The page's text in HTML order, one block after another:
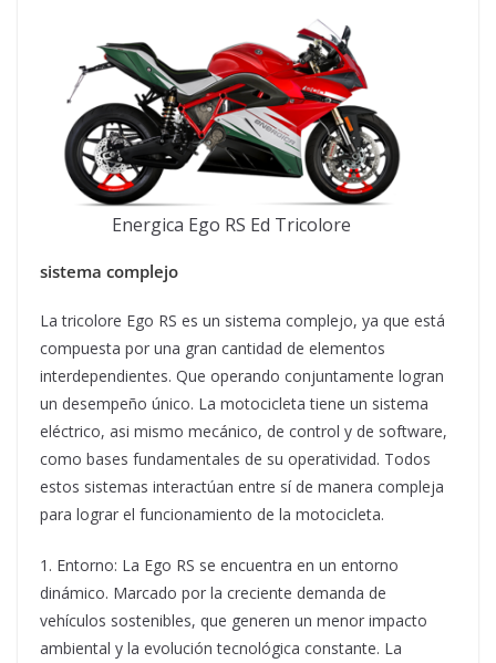
Energica Ego RS Ed Tricolore
sistema complejo
La tricolore Ego RS es un sistema complejo, ya que está
compuesta por una gran cantidad de elementos
interdependientes. Que operando conjuntamente logran
un desempeño único. La motocicleta tiene un sistema
eléctrico, asi mismo mecánico, de control y de software,
como bases fundamentales de su operatividad. Todos
estos sistemas interactúan entre sí de manera compleja
para lograr el funcionamiento de la motocicleta.
1. Entorno: La Ego RS se encuentra en un entorno
dinámico. Marcado por la creciente demanda de
vehículos sostenibles, que generen un menor impacto
ambiental y la evolución tecnológica constante. La